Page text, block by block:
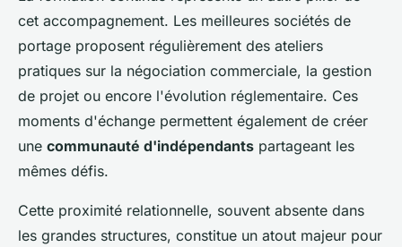
cet accompagnement. Les meilleures sociétés de
portage proposent régulièrement des ateliers
pratiques sur la négociation commerciale, la gestion
de projet ou encore l'évolution réglementaire. Ces
moments d'échange permettent également de créer
une communauté d'indépendants partageant les
mêmes défis.
Cette proximité relationnelle, souvent absente dans
les grandes structures, constitue un atout majeur pour